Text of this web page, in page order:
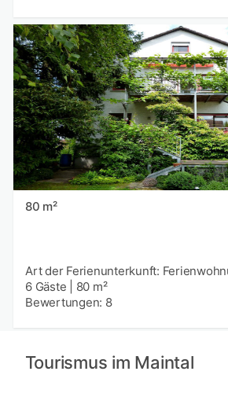
80 m²
Art der Ferienunterkunft:
6 Gäste
80 m²
Bewertungen: 8
Tourismus im Maintal